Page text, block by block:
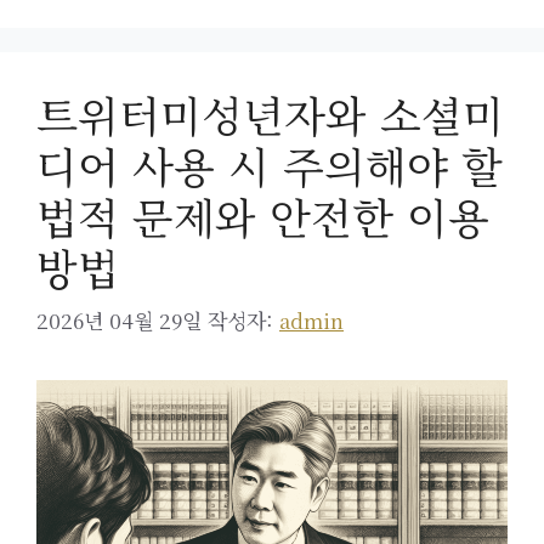
트위터미성년자와 소셜미
디어 사용 시 주의해야 할
법적 문제와 안전한 이용
방법
2026년 04월 29일 작성자: admin